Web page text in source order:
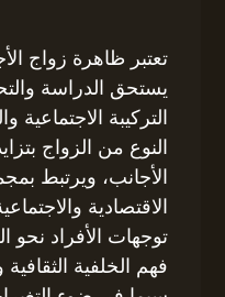
تعتبر ظاهرة زواج
يستحق الدراسة
التركيبة الاجتماعية
النوع من الزواج
الأجانب، ويرتبط
الاقتصادية
توجهات الأفراد نحو
فهم الخلفية